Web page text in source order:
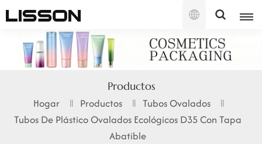
Español
English
français
русский
Productos
Hogar Productos
Tubos Ovalados
Tubos De Plástico Ovalados Ecológicos D35 Con Tapa
Abatible